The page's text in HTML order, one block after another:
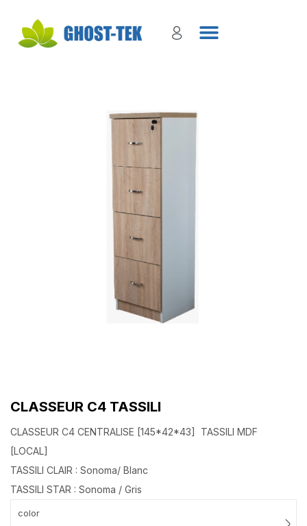
CLASSEUR C4 TASSILI
CLASSEUR C4 CENTRALISE [145*42*43] TASSILI MDF
[LOCAL]
TASSILI CLAIR : Sonoma/ Blanc
TASSILI STAR : Sonoma / Gris
color
Sign in
Log in
Create an account